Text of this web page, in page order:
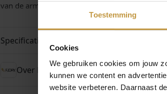
Toestemming
Cookies
We gebruiken cookies om jouw
kunnen we content en
website verbeteren. Daarnaast
van de armband, voelt goed en stevig en sluit
Specificaties
Over Fjory